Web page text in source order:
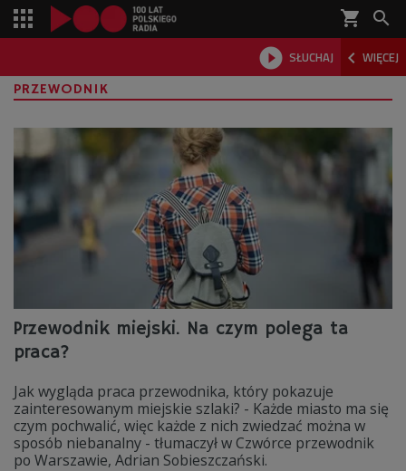
shopping_cart 
 SŁUCHAJ  WIĘCEJ

PRZEWODNIK
Przewodnik miejski. Na czym polega ta
praca?
Jak wygląda praca przewodnika, który pokazuje
zainteresowanym miejskie szlaki? - Każde miasto ma się
czym pochwalić, więc każde z nich zwiedzać można w
sposób niebanalny - tłumaczył w Czwórce przewodnik
po Warszawie, Adrian Sobieszczański.